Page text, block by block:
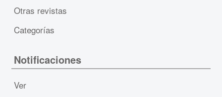
Otras revistas
Categorías
Notificaciones
Ver